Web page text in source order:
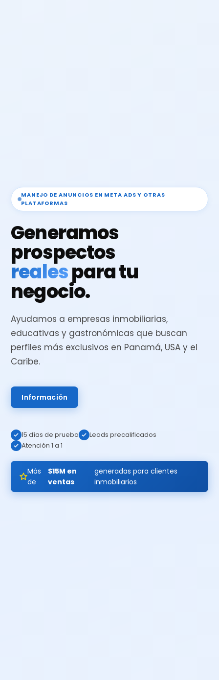
MANEJO DE ANUNCIOS EN META ADS Y OTRAS
PLATAFORMAS
Generamos
prospectos
realespara tu
negocio.
Ayudamos a empresas inmobiliarias,
educativas y gastronómicas que buscan
perfiles más exclusivos en Panamá, USA y el
Caribe.
Información
15 días de prueba
Leads precalificados
Atención 1 a 1
Más
de
$15M en
ventas
generadas para clientes
inmobiliarios